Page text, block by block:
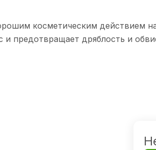
косметическим действием
предотвращает дряблость и